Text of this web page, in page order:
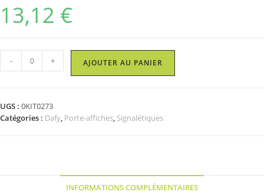
13,12 €
quantité
de
affiche
sur
- + AJOUTER AU PANIER
UGS : 0KIT0273
Catégories : Dafy, Porte-affiches, Signalétiques
INFORMATIONS COMPLÉMENTAIRES